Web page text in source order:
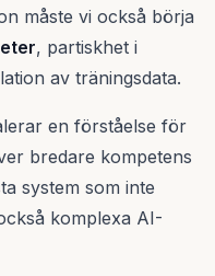
måste vi också börja
, partiskhet i
av träningsdata.
en förståelse för
bredare kompetens
system som inte
komplexa AI-